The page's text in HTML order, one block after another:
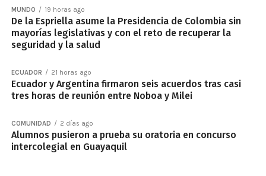
MUNDO 19 horas ago
De la Espriella asume la Presidencia de Colombia sin
mayorías legislativas y con el reto de recuperar la
seguridad y la salud
ECUADOR 21 horas ago
Ecuador y Argentina firmaron seis acuerdos tras casi
tres horas de reunión entre Noboa y Milei
COMUNIDAD 2 días ago
Alumnos pusieron a prueba su oratoria en concurso
intercolegial en Guayaquil